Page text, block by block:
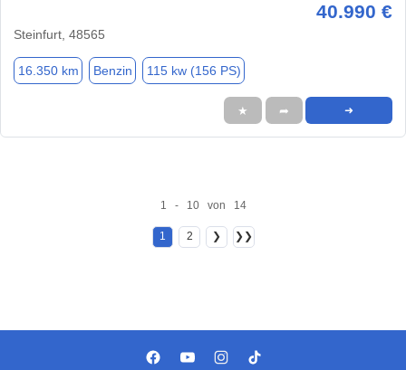
40.990 €
Steinfurt, 48565
16.350 km Benzin 115 kw (156 PS)
★ ➦ ➜
1 - 10 von 14
1 2 ❯ ❯❯